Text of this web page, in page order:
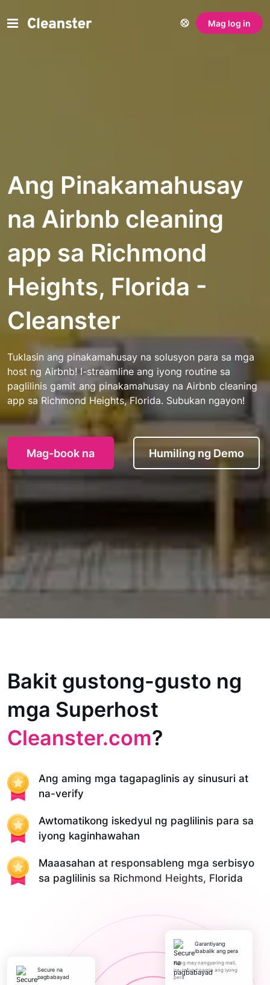
Mag log in
Ang Pinakamahusay
na Airbnb cleaning
app sa Richmond
Heights, Florida -
Cleanster
Tuklasin ang pinakamahusay na solusyon para sa mga
host ng Airbnb! I-streamline ang iyong routine sa
paglilinis gamit ang pinakamahusay na Airbnb cleaning
app sa Richmond Heights, Florida. Subukan ngayon!
Mag-book na Humiling ng Demo
Bakit gustong-gusto ng
mga Superhost
Cleanster.com?
Ang aming mga tagapaglinis ay sinusuri at
na-verify
Awtomatikong iskedyul ng paglilinis para sa
iyong kaginhawahan
Maaasahan at responsableng mga serbisyo
sa paglilinis sa Richmond Heights, Florida
Secure na
pagbabayad
Garantiyang
ibabalik ang pera
Kung may nangyaring mali,
ire-refund namin ang iyong
pera